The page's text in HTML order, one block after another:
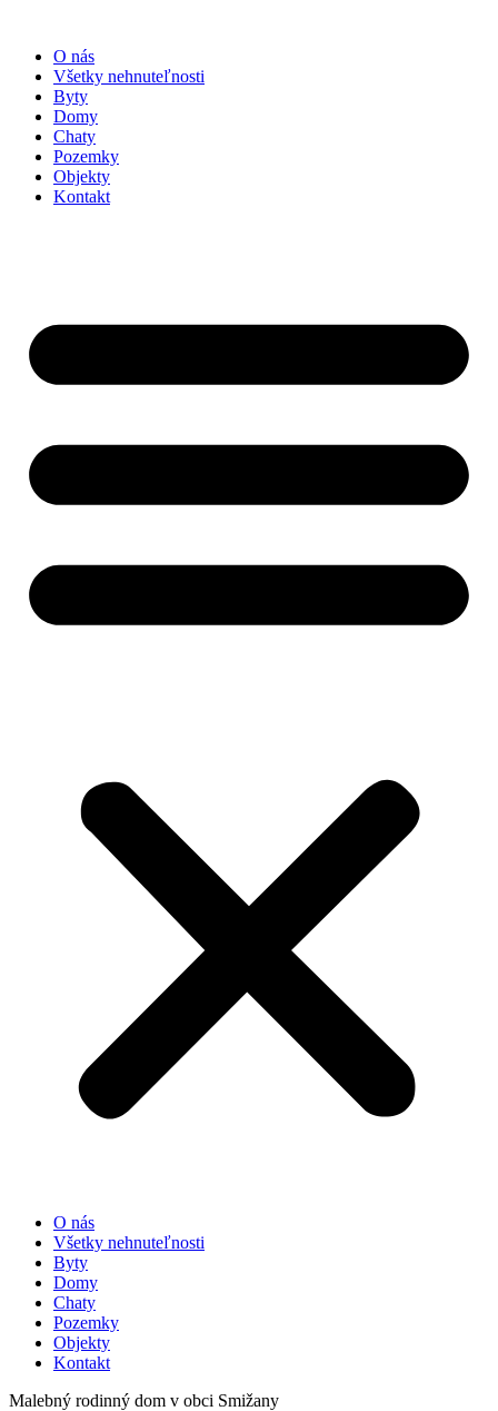
obsah
O nás
Všetky nehnuteľnosti
Byty
Domy
Chaty
Pozemky
Objekty
Kontakt
O nás
Všetky nehnuteľnosti
Byty
Domy
Chaty
Pozemky
Objekty
Kontakt
Malebný rodinný dom v obci Smižany